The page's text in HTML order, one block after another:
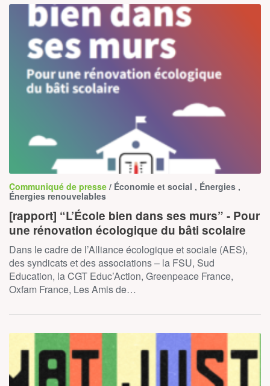
Communiqué de presse / Économie et social , Énergies ,
Énergies renouvelables
[rapport] “L’École bien dans ses murs” - Pour
une rénovation écologique du bâti scolaire
Dans le cadre de l’Alliance écologique et sociale (AES),
des syndicats et des associations – la FSU, Sud
Education, la CGT Educ’Action, Greenpeace France,
Oxfam France, Les Amis de…